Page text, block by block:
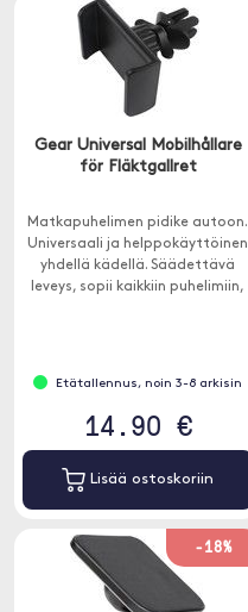
Gear Universal Mobilhållare
för Fläktgallret
Matkapuhelimen pidike autoon.
Universaali ja helppokäyttöinen
yhdellä kädellä. Säädettävä
leveys, sopii kaikkiin puhelimiin,
Etätallennus, noin 3-8 arkisin
14.90 €
Lisää ostoskoriin
-18%